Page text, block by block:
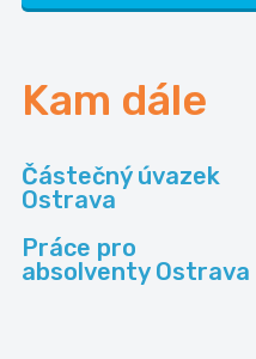
Kam dále
Částečný úvazek
Ostrava
Práce pro
absolventy Ostrava